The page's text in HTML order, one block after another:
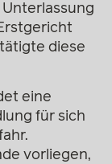
diese
eine
für sich
vorliegen,